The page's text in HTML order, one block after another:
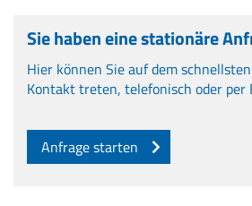
Sie haben eine stationäre
Hier können Sie auf dem
Kontakt treten, telefonisch oder per
Anfrage starten